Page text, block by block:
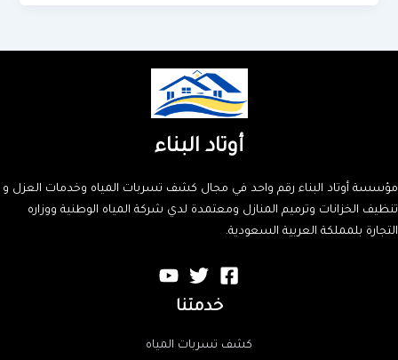
أوتاد البناء
مؤسسة أوتاد البناء رقم واحد في مجال كشف تسربات المياه وخدمات العزل و
تنظيف الخزانات وترميم المنازل ومعتمدة لدي شركة المياه الوطنية ووزاره
التجارة بلمملكة العربية السعودية.
خدمتنا
كشف تسربات المياه